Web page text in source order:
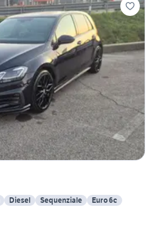
Diesel Sequenziale Euro 6c